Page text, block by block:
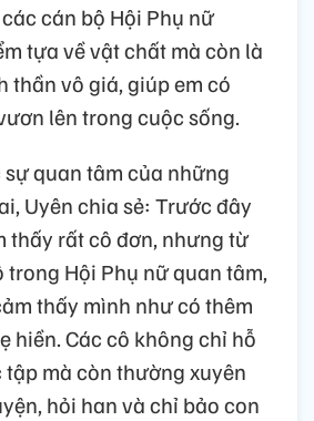
cán bộ Hội Phụ nữ
tựa về vật chất mà còn là
thần vô giá, giúp em có
lên trong cuộc sống.
quan tâm của những
Uyên chia sẻ: Trước đây
thấy rất cô đơn, nhưng từ
Hội Phụ nữ quan tâm,
thấy mình như có thêm
hiền. Các cô không chỉ hỗ
mà còn thường xuyên
hỏi han và chỉ bảo con